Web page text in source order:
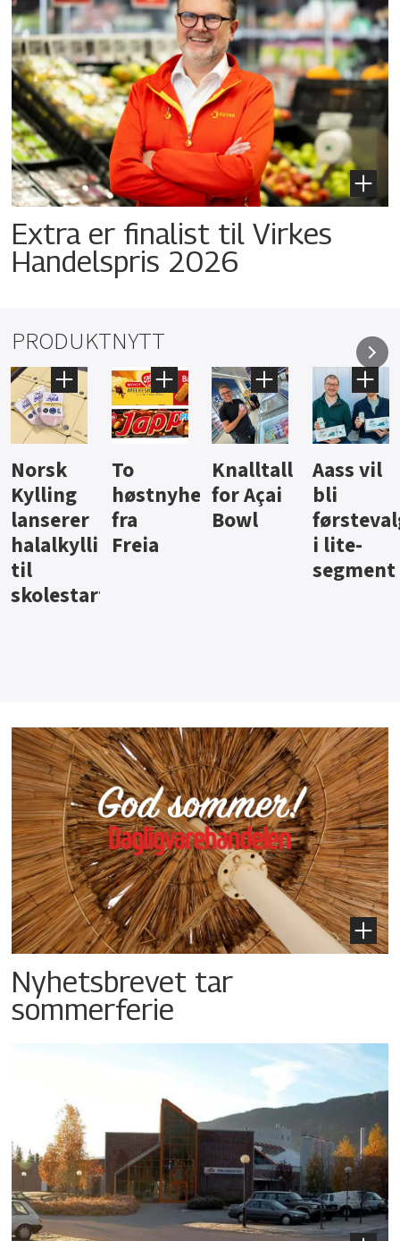
Extra er finalist til Virkes
Handelspris 2026
PRODUKTNYTT
Knalltall
for Açai
Bowl
Aass vil
bli
førstevalg
i lite-
Brus og
jus fra
Berentsen
Hard
iste fra
Hansa
Nyhetsbrevet tar
sommerferie